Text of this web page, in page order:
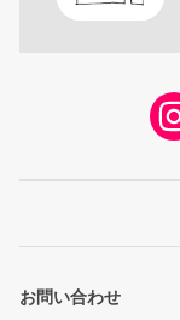
お問い合わせ